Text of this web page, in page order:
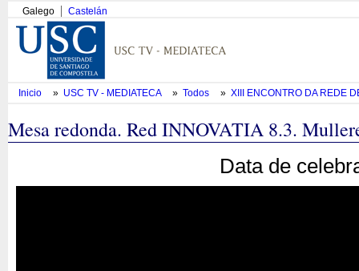
Galego Castelán
Inicio » USC TV - MEDIATECA » Todos » XIII ENCONTRO DA REDE
Mesa redonda. Red INNOVATIA 8.3.
Data de